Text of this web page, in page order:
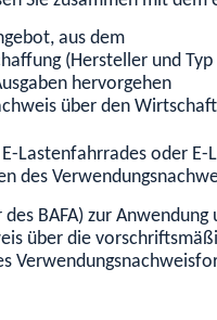
aus dem
(Hersteller und
hervorgehen
über den
Lastenfahrrades oder
des
des BAFA) zur
über die